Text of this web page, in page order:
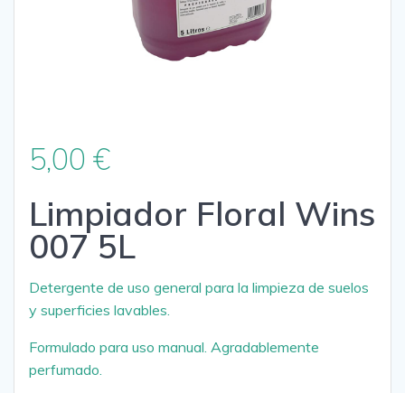
5,00 €
Limpiador Floral Wins
007 5L
Detergente de uso general para la limpieza de suelos
y superficies lavables.
Formulado para uso manual. Agradablemente
perfumado.